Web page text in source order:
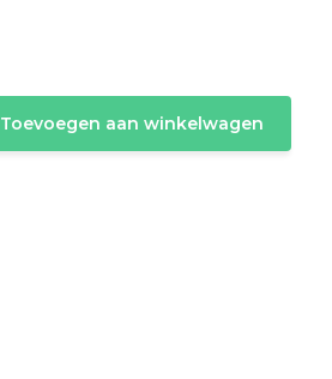
Toevoegen aan winkelwagen